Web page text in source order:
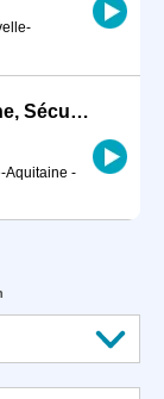
Technicien / Technicienne en Hygiène, Sécurité, Environnement ind (H/F)
Aquitaine -